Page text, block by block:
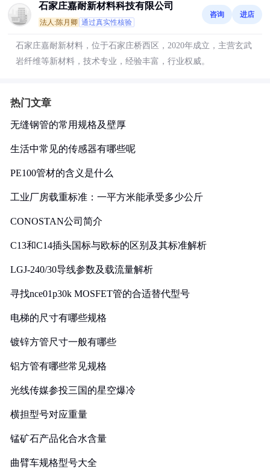
石家庄嘉耐新材料科技有限公司
法人:陈月卿 通过真实性核验
咨询 进店
石家庄嘉耐新材料，位于石家庄桥西区，2020年成立，主营玄武
岩纤维等新材料，技术专业，经验丰富，行业权威。
热门文章
无缝钢管的常用规格及壁厚
生活中常见的传感器有哪些呢
PE100管材的含义是什么
工业厂房载重标准：一平方米能承受多少公斤
CONOSTAN公司简介
C13和C14插头国标与欧标的区别及其标准解析
LGJ-240/30导线参数及载流量解析
寻找nce01p30k MOSFET管的合适替代型号
电梯的尺寸有哪些规格
镀锌方管尺寸一般有哪些
铝方管有哪些常见规格
光线传媒参投三国的星空爆冷
横担型号对应重量
锰矿石产品化合水含量
曲臂车规格型号大全